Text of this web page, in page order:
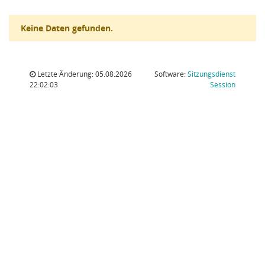
Keine Daten gefunden.
Letzte Änderung: 05.08.2026
22:02:03
Software:Sitzungsdienst
Session(Wird in